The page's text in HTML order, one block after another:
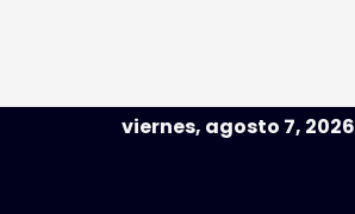
viernes, agosto 7, 2026